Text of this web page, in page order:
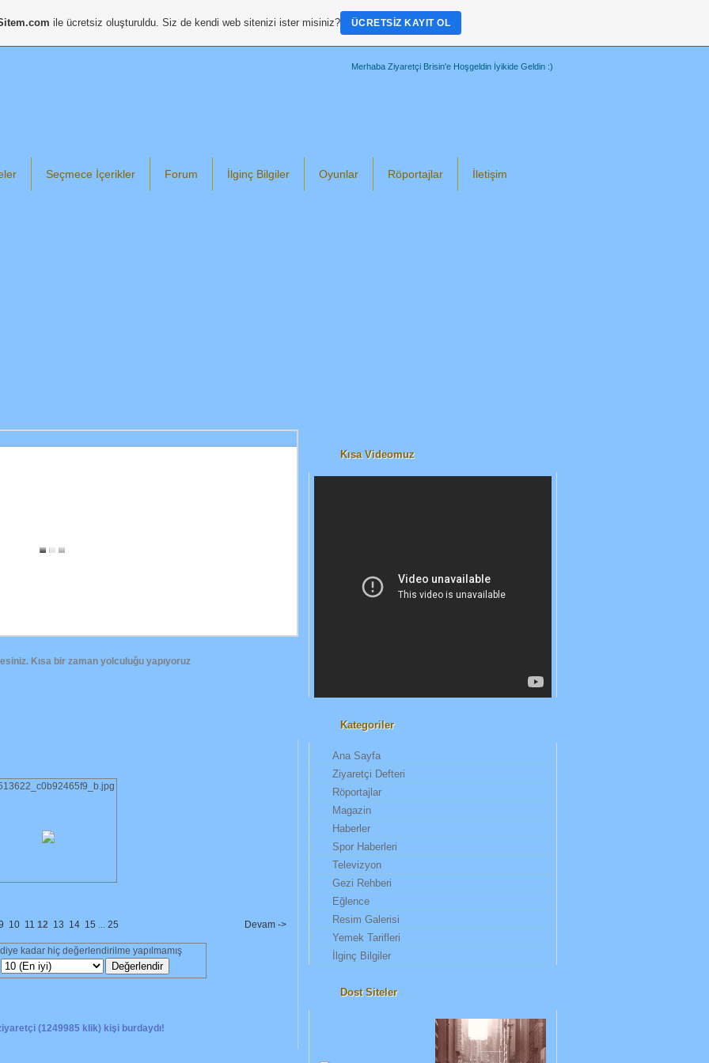
Merhaba Ziyaretçi Brisin'e Hoşgeldin İyikide Geldin :)
Seçmece İçerikler Forum İlginç Bilgiler Oyunlar Röportajlar İletişim
Kısa bir zaman yolculuğu yapıyoruz
10 11 12 13 14 15 ... 25 Devam ->
kadar hiç değerlendirilme yapılmamış
(1249985 klik) kişi burdaydı!
Kısa Videomuz
Kategoriler
Ana Sayfa
Ziyaretçi Defteri
Röportajlar
Magazin
Haberler
Spor Haberleri
Televizyon
Gezi Rehberi
Eğlence
Resim Galerisi
Yemek Tarifleri
İlginç Bilgiler
Dost Siteler
ile ücretsiz oluşturuldu. Siz de kendi web sitenizi ister misiniz? ÜCRETSIZ KAYIT OL